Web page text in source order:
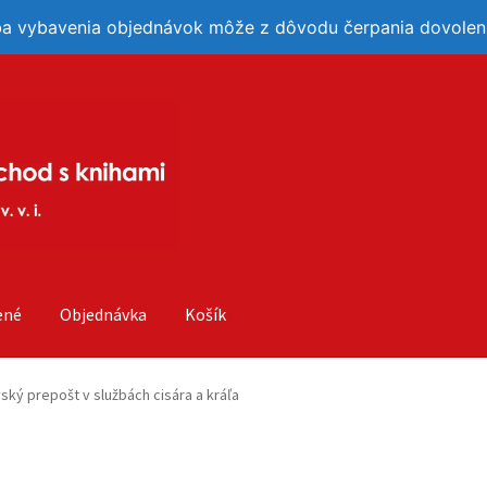
vybavenia objednávok môže z dôvodu čerpania
Objednávka Košík
prepošt v službách cisára a kráľa